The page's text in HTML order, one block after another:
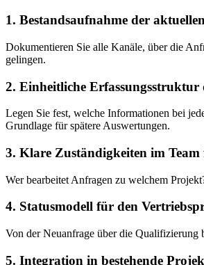
1. Bestandsaufnahme der
Dokumentieren Sie alle Kanäle, über die
gelingen.
2. Einheitliche Erfassungsstruktur
Legen Sie fest, welche Informationen bei
Grundlage für spätere Auswertungen.
3. Klare Zuständigkeiten im Team
Wer bearbeitet Anfragen zu welchem
4. Statusmodell für den
Von der Neuanfrage über die Qualifizierung
5. Integration in bestehende